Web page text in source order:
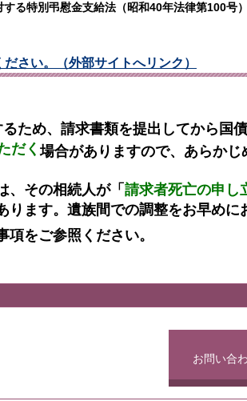
る特別弔慰金支給法（昭和40年法律第100号
さい。（外部サイトへリンク）
ため、請求書類を提出してから国
だく 場合がありますので、あらかじ
、その相続人が「 請求者死亡の申し
ります。遺族間での調整をお早めに
をご参照ください。
お問い合